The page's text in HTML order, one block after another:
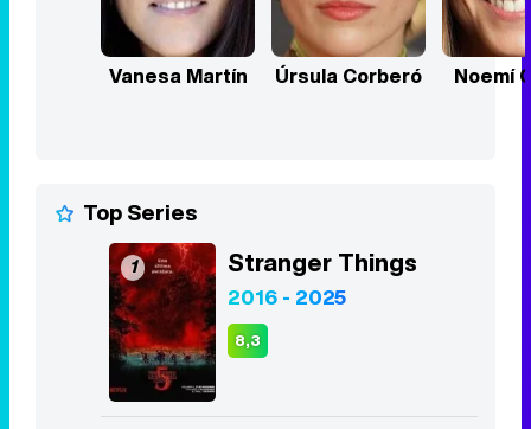
Vanesa Martín Úrsula Corberó Noemí
Top Series
1 Stranger Things
2016 - 2025
8,3